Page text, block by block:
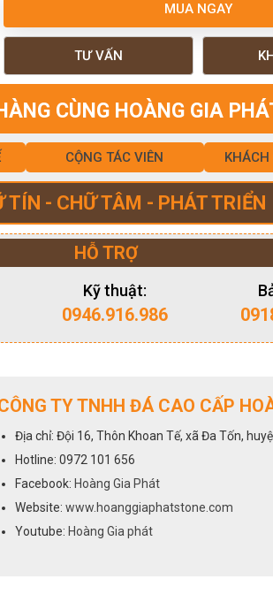
MUA NGAY
TƯ VẤN
CÙNG HOÀNG GIA
CỘNG TÁC VIÊN KHÁCH
TÍN - CHỮ TÂM - PHÁT TRIỂN
HỖ TRỢ
Kỹ thuật:
0946.916.986
TY TNHH ĐÁ CAO CẤP
Địa chỉ: Đội 16, Thôn Khoan Tế, xã Đa Tốn,
Hotline: 0972 101 656
Facebook: Hoàng Gia Phát
Website: www.hoanggiaphatstone.com
Youtube: Hoàng Gia phát